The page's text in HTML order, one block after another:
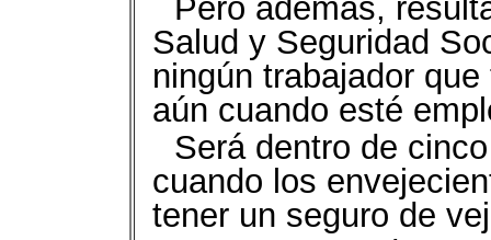
Pero además,
Salud y Seguridad
ningún trabajador
aún cuando esté
Será dentro de
cuando los
tener un seguro de